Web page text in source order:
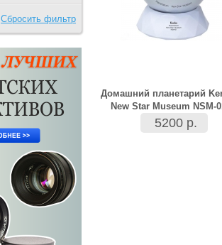
Сбросить фильтр
Домашний планетарий
New Star Museum NSM-
5200 р.